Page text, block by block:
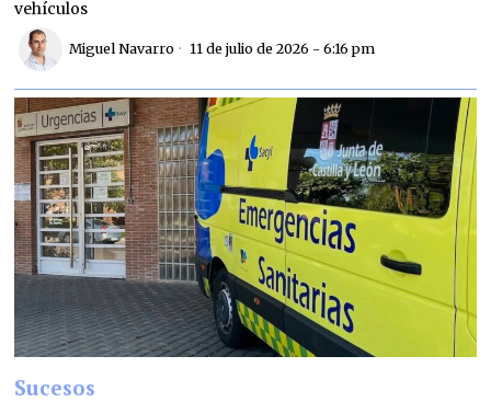
vehículos
Miguel Navarro 11 de julio de 2026 - 6:16 pm
Sucesos